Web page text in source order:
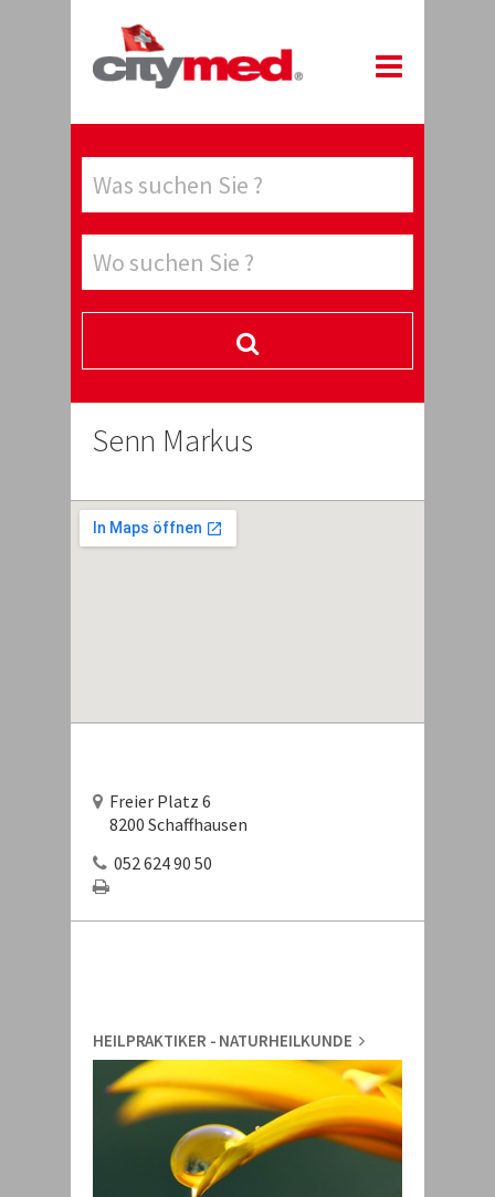
Senn Markus
Freier Platz 6
8200 Schaffhausen
052 624 90 50
HEILPRAKTIKER - NATURHEILKUNDE